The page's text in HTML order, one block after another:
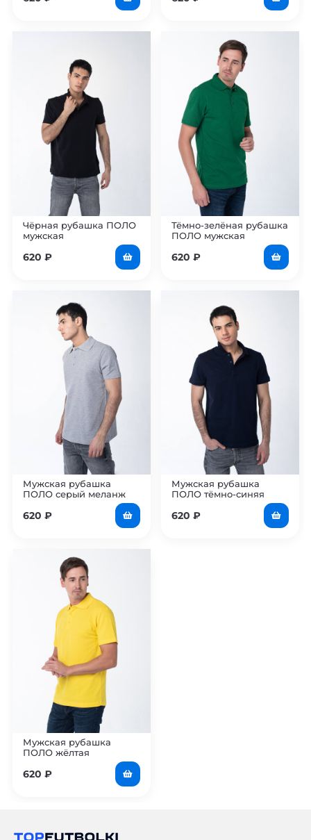
Чёрная рубашка ПОЛО
мужская
620 ₽
Тёмно-зелёная рубашка
ПОЛО мужская
620 ₽
Мужская рубашка
ПОЛО серый меланж
620 ₽
Мужская рубашка
ПОЛО тёмно-синяя
620 ₽
Мужская рубашка
ПОЛО жёлтая
620 ₽